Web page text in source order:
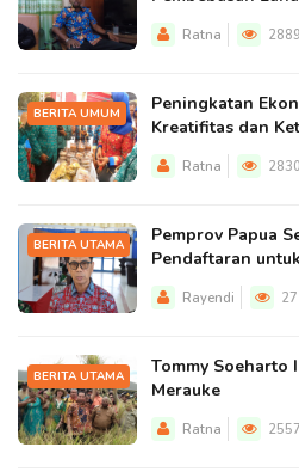
Ratna
BERITA UMUM
Peningkatan
Kreatifitas dan
Ratna
BERITA UTAMA
Pemprov Papua
Pendaftaran
Rayendi
BERITA UTAMA
Tommy Soeharto
Merauke
Ratna